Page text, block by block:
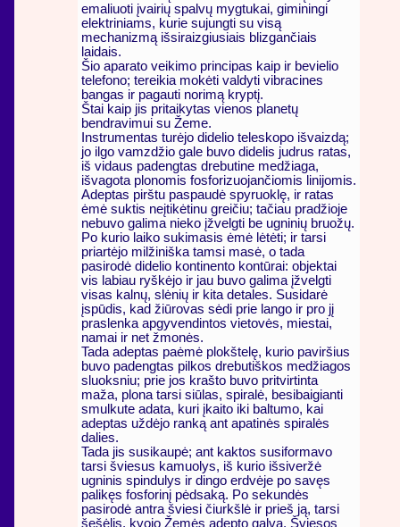
emaliuoti įvairių spalvų mygtukai, giminingi
elektriniams, kurie sujungti su visą
mechanizmą išsiraizgiusiais blizgančiais
laidais.
Šio aparato veikimo principas kaip ir bevielio
telefono; tereikia mokėti valdyti vibracines
bangas ir pagauti norimą kryptį.
Štai kaip jis pritaikytas vienos planetų
bendravimui su Žeme.
Instrumentas turėjo didelio teleskopo išvaizdą;
jo ilgo vamzdžio gale buvo didelis judrus ratas,
iš vidaus padengtas drebutine medžiaga,
išvagota plonomis fosforizuojančiomis linijomis.
Adeptas pirštu paspaudė spyruoklę, ir ratas
ėmė suktis neįtikėtinu greičiu; tačiau pradžioje
nebuvo galima nieko įžvelgti be ugninių bruožų.
Po kurio laiko sukimasis ėmė lėtėti; ir tarsi
priartėjo milžiniška tamsi masė, o tada
pasirodė didelio kontinento kontūrai: objektai
vis labiau ryškėjo ir jau buvo galima įžvelgti
visas kalnų, slėnių ir kita detales. Susidarė
įspūdis, kad žiūrovas sėdi prie lango ir pro jį
praslenka apgyvendintos vietovės, miestai,
namai ir net žmonės.
Tada adeptas paėmė plokštelę, kurio paviršius
buvo padengtas pilkos drebutiškos medžiagos
sluoksniu; prie jos krašto buvo pritvirtinta
maža, plona tarsi siūlas, spiralė, besibaigianti
smulkute adata, kuri įkaito iki baltumo, kai
adeptas uždėjo ranką ant apatinės spiralės
dalies.
Tada jis susikaupė; ant kaktos susiformavo
tarsi šviesus kamuolys, iš kurio išsiveržė
ugninis spindulys ir dingo erdvėje po savęs
palikęs fosforinį pėdsaką. Po sekundės
pasirodė antra šviesi čiurkšlė ir prieš ją, tarsi
šešėlis, kyojo Žemės adepto galva. Šviesos